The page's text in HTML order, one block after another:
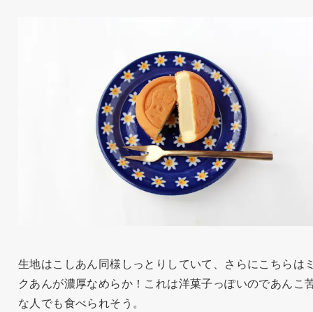
生地はこしあん同様しっとりしていて、さらにこちらは
クあんが濃厚なめらか！これは洋菓子っぽいのであんこ
な人でも食べられそう。